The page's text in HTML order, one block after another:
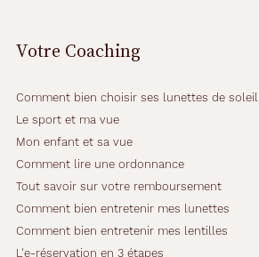
Votre Coaching
Comment bien choisir ses lunettes de soleil
Le sport et ma vue
Mon enfant et sa vue
Comment lire une ordonnance
Tout savoir sur votre remboursement
Comment bien entretenir mes lunettes
Comment bien entretenir mes lentilles
L'e-réservation en 3 étapes